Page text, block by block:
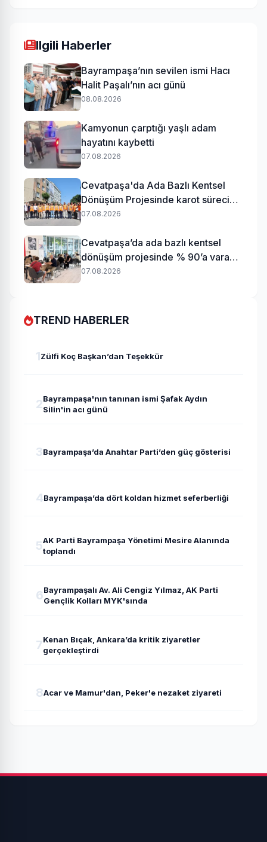
Ilgili Haberler
Bayrampaşa’nın sevilen ismi Hacı
Halit Paşalı’nın acı günü
08.08.2026
Kamyonun çarptığı yaşlı adam
hayatını kaybetti
07.08.2026
Cevatpaşa'da Ada Bazlı Kentsel
Dönüşüm Projesinde karot süreci
başladı
07.08.2026
Cevatpaşa’da ada bazlı kentsel
dönüşüm projesinde % 90’a varan
uzlaşı
07.08.2026
TREND HABERLER
1Zülfi Koç Başkan’dan Teşekkür
2Bayrampaşa'nın tanınan ismi Şafak Aydın
Silin'in acı günü
3Bayrampaşa’da Anahtar Parti’den güç gösterisi
4Bayrampaşa’da dört koldan hizmet seferberliği
5AK Parti Bayrampaşa Yönetimi Mesire Alanında
toplandı
6Bayrampaşalı Av. Ali Cengiz Yılmaz, AK Parti
Gençlik Kolları MYK'sında
7Kenan Bıçak, Ankara’da kritik ziyaretler
gerçekleştirdi
8Acar ve Mamur'dan, Peker'e nezaket ziyareti